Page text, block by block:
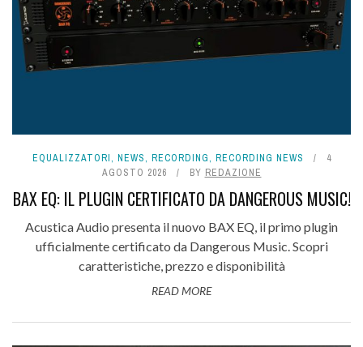
EQUALIZZATORI, NEWS, RECORDING, RECORDING NEWS
4
AGOSTO 2026
BY REDAZIONE
BAX EQ: IL PLUGIN CERTIFICATO DA DANGEROUS MUSIC!
Acustica Audio presenta il nuovo BAX EQ, il primo plugin
ufficialmente certificato da Dangerous Music. Scopri
caratteristiche, prezzo e disponibilità
READ MORE